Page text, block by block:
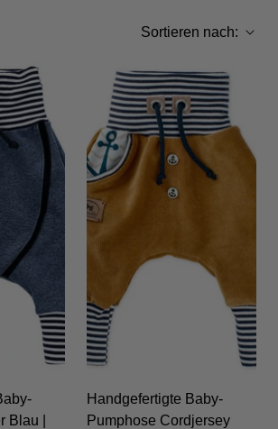
Sortieren nach:
Blau |
Handgefertigte Baby-
Pumphose Cordjersey